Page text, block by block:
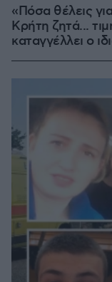
«Πόσα θέλεις
Κρήτη ζητά...
καταγγέλλει ο